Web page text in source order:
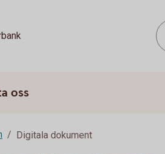
oss
Digitala dokument